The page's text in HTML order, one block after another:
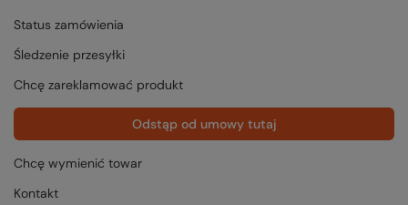
Status zamówienia
Śledzenie przesyłki
Chcę zareklamować produkt
Odstąp od umowy tutaj
Chcę wymienić towar
Kontakt